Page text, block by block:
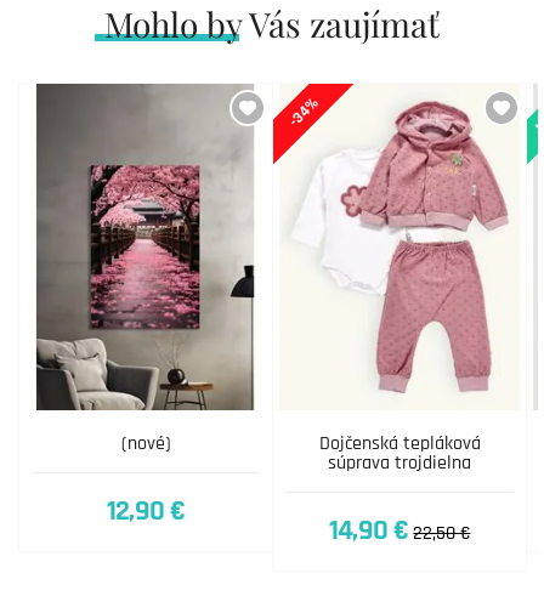
Mohlo by Vás zaujímať
(nové)
12,90 €
Dojčenská tepláková
súprava trojdielna
-34%
14,90 € 22,50 €